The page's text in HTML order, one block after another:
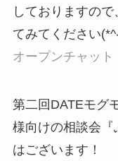
しておりますの
てみてください
オープンチャット
第二回DATEモグ
様向けの相談会『
はございます！